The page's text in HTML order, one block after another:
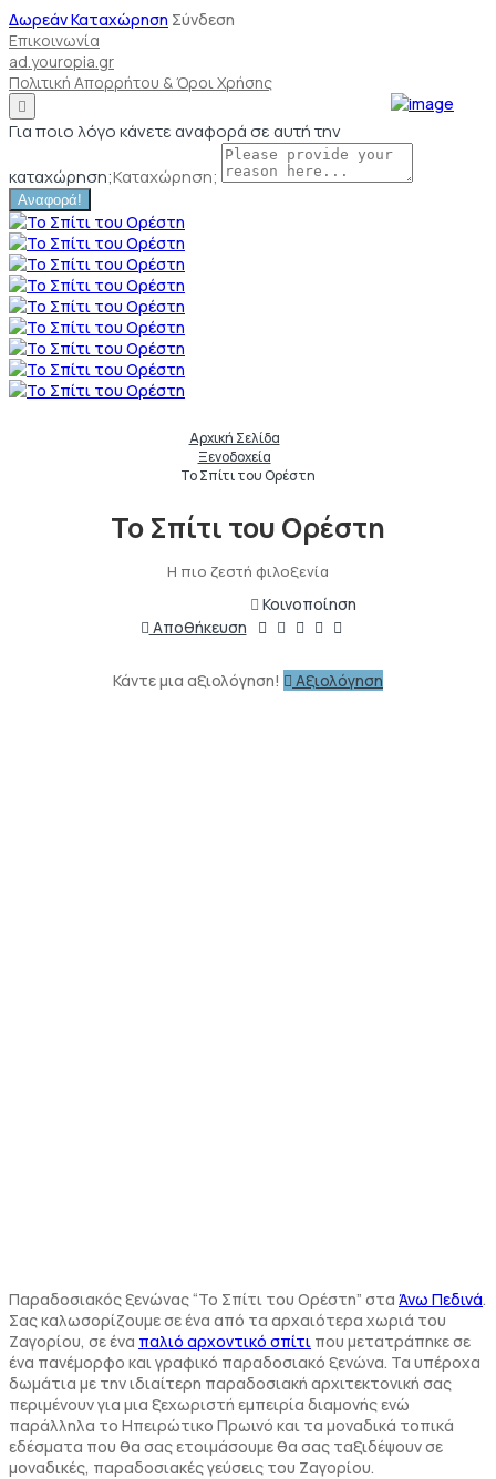
Δωρεάν Καταχώρηση Σύνδεση
Επικοινωνία
ad.youropia.gr
Πολιτική Απορρήτου & Όροι Χρήσης
Για ποιο λόγο κάνετε αναφορά σε αυτή την
καταχώρηση;Καταχώρηση;
Αναφορά!
Αρχική Σελίδα
Ξενοδοχεία
Το Σπίτι του Ορέστη
Το Σπίτι του Ορέστη
Η πιο ζεστή φιλοξενία
Αποθήκευση
Κοινοποίηση
Κάντε μια αξιολόγηση! Αξιολόγηση
Παραδοσιακός ξενώνας “Το Σπίτι του Ορέστη” στα Άνω Πεδινά.
Σας καλωσορίζουμε σε ένα από τα αρχαιότερα χωριά του
Ζαγορίου, σε ένα παλιό αρχοντικό σπίτι που μετατράπηκε σε
ένα πανέμορφο και γραφικό παραδοσιακό ξενώνα. Τα υπέροχα
δωμάτια με την ιδιαίτερη παραδοσιακή αρχιτεκτονική σας
περιμένουν για μια ξεχωριστή εμπειρία διαμονής ενώ
παράλληλα το Ηπειρώτικο Πρωινό και τα μοναδικά τοπικά
εδέσματα που θα σας ετοιμάσουμε θα σας ταξιδέψουν σε
μοναδικές, παραδοσιακές γεύσεις του Ζαγορίου.